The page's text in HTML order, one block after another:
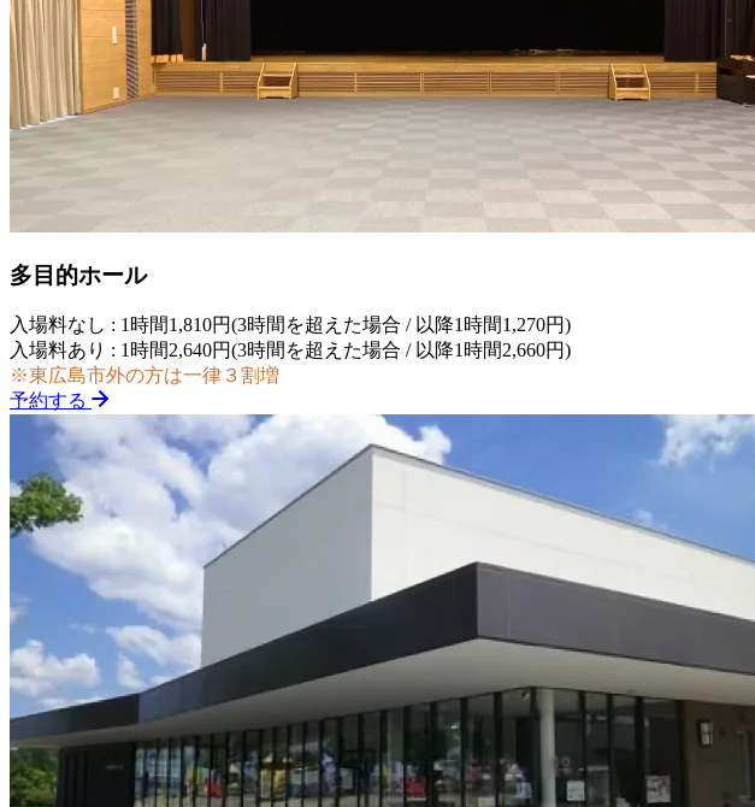
多目的ホール
入場料なし : 1時間1,810円(3時間を超えた場合 / 以降1時間1,270円)
入場料あり : 1時間2,640円(3時間を超えた場合 / 以降1時間2,660円)
※東広島市外の方は一律３割増
予約する